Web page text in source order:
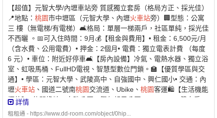
產限額：578萬元✅無自有住宅（房屋） ￭ 申請人及家庭成員在臺
北市、新北市、基隆市及桃園市均無自有住宅✅於本市無承租本市
公營住宅或社會住宅✅且未同時享有政府租金補貼 -⭐️ 兆基屋管 x 凱
基銀行 ⭐️業界首例跨業合作 繳房租可刷卡自動扣繳 -方便、安
全的支付方式-* 每個月房租可以自動扣繳，不怕又忘記* 利用刷卡繳
納房租，快速建立個人信用* 妥善的靈活運用現金，培養記帳好習慣
- 創造公平的租屋環境 企業社會責任、實現居住正義提供安全安心
的租屋居住環境 代租、代管、裝潢修繕、包租 本公司專職租屋管理
非一般房仲租屋找專業是房東房客最大保障歡迎提供需求為您配對
優質物件【經紀業／租賃住宅服務業】【兆基屋管股份有限公司基
隆分公司】📌地址：基隆市中山區復興路211之1號📌經紀人：呂理
【超值】元智大學/內壢車站旁 質感獨立套房（格局方正、採光佳）
📍地點： 桃園市中壢區（元智大學、內壢火車站旁）🏢型態：公寓
三 樓（無電梯/有電梯）🛋️格局：單層一梯兩戶，社區單純，採光佳
不西曬 。📅可入住時間：9月💰【租金與費用】• 租金：6,500元/月
（含水費、公用電費）• 押金：2個月• 電費：獨立電表計費 （每度
6 元）• 車位：附近好停車🛋️【房內設備】冷氣、電熱水器、獨立浴
室、虹吸馬桶、FullHD電視、智慧型數位門鎖。🏫【優質學區與交
通】• 學區：元智大學、武陵高中、自強國中、興仁國小• 交通：內
壢火車站 、國道二號南桃園交流道、Ubike、 桃園客運🛍️【生活機能
極佳】• 休閒綠地：自強公園、興仁親子公園、WorldGym健身房•
醫療與採買：省立
桃園
醫院、愛買、全聯、家樂福超市、小北百
詳情
租租通 - https://www.dd-room.com/object/0hip...